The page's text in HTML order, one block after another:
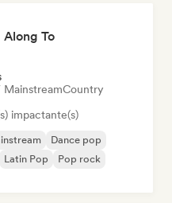
Along To
Country
impactante(s)
Dance pop
Latin Pop
Pop rock